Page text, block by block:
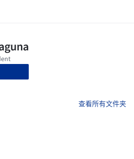
查看所有文件夹